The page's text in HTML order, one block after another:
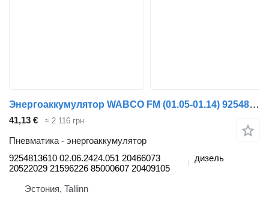
Энергоаккумулятор WABCO FM (01.05-01.14) 9254813610 для тягача Volvo FM7-FM12, FM, FMX (1998-2014)
41,13 € ≈ 2 116 грн
Пневматика - энергоаккумулятор
9254813610 02.06.2424.051 20466073
20522029 21596226 85000607 20409105
дизель
Эстония, Tallinn